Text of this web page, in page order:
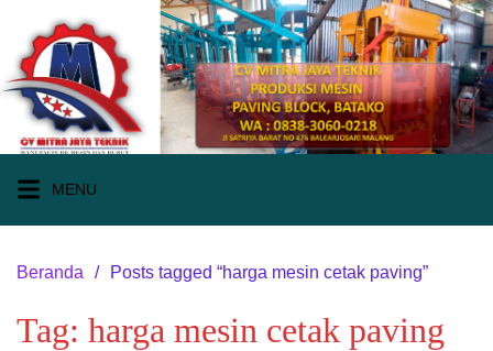
konten
MENU
Beranda Posts tagged “harga mesin cetak paving”
Tag: harga mesin cetak paving